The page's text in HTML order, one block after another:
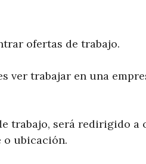
ofertas de trabajo.
ver trabajar en una
trabajo, será redirigido a
o ubicación.